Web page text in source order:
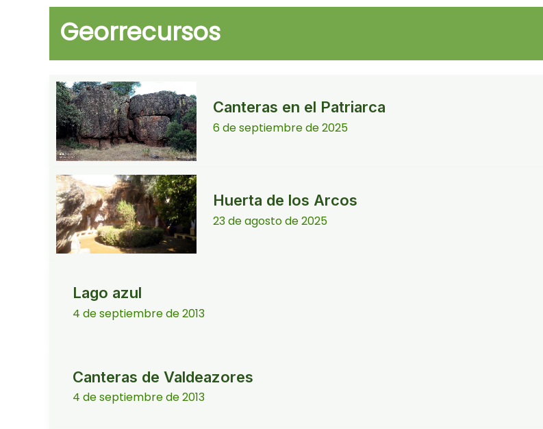
Georrecursos
Canteras en el Patriarca
6 de septiembre de 2025
Huerta de los Arcos
23 de agosto de 2025
Lago azul
4 de septiembre de 2013
Canteras de Valdeazores
4 de septiembre de 2013